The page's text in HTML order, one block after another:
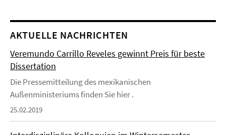
AKTUELLE NACHRICHTEN
Veremundo Carrillo Reveles gewinnt Preis für beste
Dissertation
Die Pressemitteilung des mexikanischen
Außenministeriums finden Sie hier .
25.02.2019